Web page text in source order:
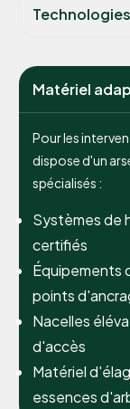
Matériel
Pour les
dispose d'un
spécialisés :
Systèmes de
certifiés
Équipements
points
Nacelles
d'accès
Matériel
essences